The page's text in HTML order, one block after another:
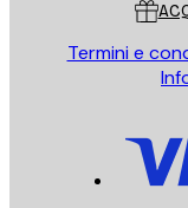
Termini e